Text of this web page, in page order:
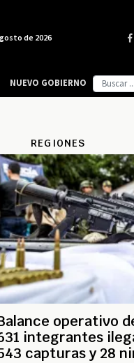
REGIONES
operativo
integrantes
capturas y 28
de 2026
NUEVO GOBIERNO